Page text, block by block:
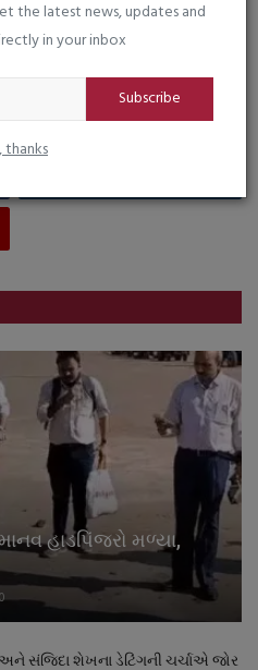
the latest news, updates and
in your inbox
Subscribe
thanks
હાડપિંજરો મળ્યા,
0
અને સંજિદા શેખના ડેટિંગની ચર્ચાએ જોર